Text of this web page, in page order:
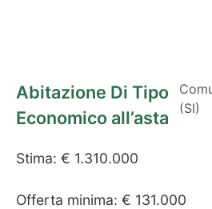
Abitazione Di Tipo
Economico all’asta
(SI)
Stima: € 1.310.000
Offerta minima: € 131.000